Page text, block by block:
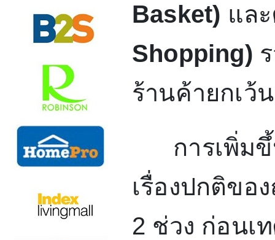
Basket) และ
Shopping)
ร้านค้ายกเว้
การเพิ่มขึ้น
เรื่องปกติขอ
2 ช่วง ก่อนเ